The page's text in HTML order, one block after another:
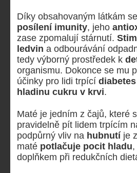
Díky obsahovaným látkám
posílení imunity, jeho
zase zpomalují stárnutí.
ledvin a odbourávání
tedy výborný prostředek k
organismu. Dokonce se mu
účinky pro lidi trpící diabetes
hladinu cukru v krvi.
Maté je jedním z čajů, které
pravidelně pít lidem trpícím
podpůrný vliv na hubnutí je
maté potlačuje pocit hladu
doplňkem při redukčních